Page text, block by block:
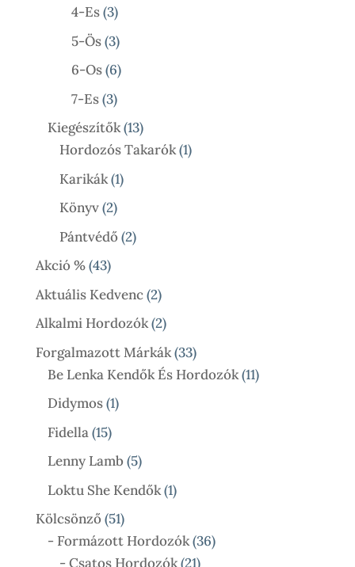
4-Es 33
Termék
5-Ös 33
Termék
6-Os 66
7-Es 33
Termék
Kiegészítők 1313
Termék
Hordozós Takarók 11
Karikák 11
Könyv 22
Termék
Pántvédő 22
Akció % 4343
Termék
Aktuális Kedvenc 22
Termék
Alkalmi Hordozók 22
Termék
Forgalmazott Márkák 3333
Termék
Be Lenka Kendők És Hordozók 1111
Didymos 11
Fidella 1515
Termék
Lenny Lamb 55
Termék
Loktu She Kendők 11
Kölcsönző 5151
Termék
- Formázott Hordozók 3636
- Csatos Hordozók 2121